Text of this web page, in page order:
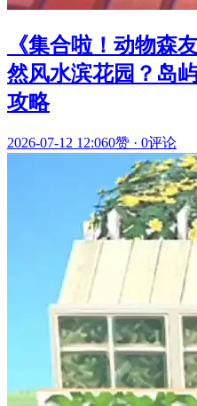
《集合啦！动物森
然风水滨花园？岛
攻略
2026-07-12 12:060赞 · 0评论